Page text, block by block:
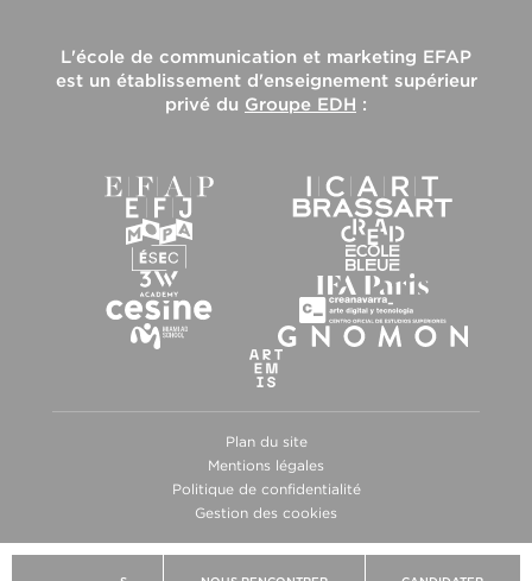
L'école de communication et marketing EFAP
est un établissement d'enseignement supérieur
privé du Groupe EDH :
Plan du site
Mentions légales
Politique de confidentialité
Gestion des cookies